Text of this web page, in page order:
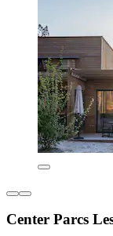
Center Parcs